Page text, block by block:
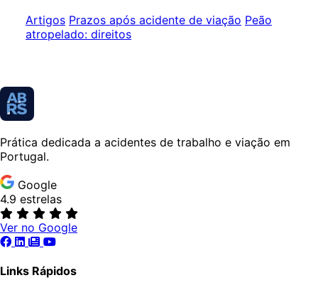
Artigos Prazos após acidente de viação Peão
atropelado: direitos
Prática dedicada a acidentes de trabalho e viação em
Portugal.
Google
4.9 estrelas
Ver no Google
Links Rápidos